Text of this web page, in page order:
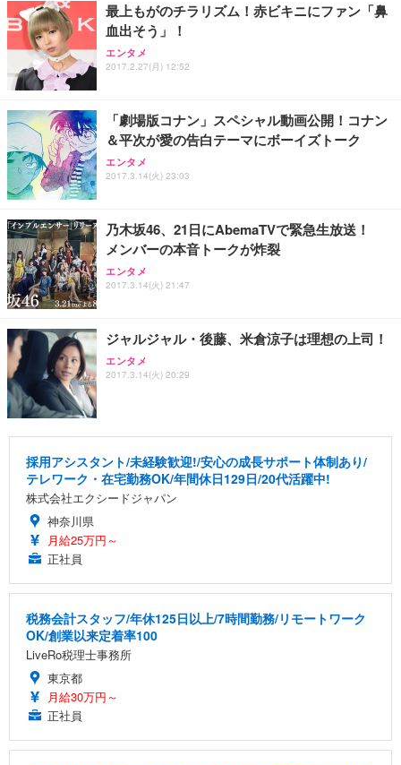
務用 おしゃれ パソコンチェア (ホワイト)
ANDWINT オフィスチェア デスクチェア 肘なし メ
ッシュ 通気性 ランバーサポート付き 腰サポート ガ
ス圧無段階昇降 360度回転 キャスター付き コンパク
【MiniLED/24.5inch/280Hz/FHD】GRAPHT THE S
HOOTER Gaming Monitor 24” Essential ゲーミン
グモニター QD 24.5インチ 1ms FHD 量子ドット 残
アイリスオーヤマ ペットシーツ 超厚型 お徳用 レギ
ュラー 200枚入【Amazon.co.jp限定】
最上もがのチラリズム！赤ビキニにファン「鼻
血出そう」！
エンタメ
2017.2.27(月) 12:52
「劇場版コナン」スペシャル動画公開！コナン
＆平次が愛の告白テーマにボーイズトーク
エンタメ
2017.3.14(火) 23:03
乃木坂46、21日にAbemaTVで緊急生放送！
メンバーの本音トークが炸裂
エンタメ
2017.3.14(火) 21:47
ジャルジャル・後藤、米倉涼子は理想の上司！
エンタメ
2017.3.14(火) 20:29
採用アシスタント/未経験歓迎!/安心の成長サポート体制あり/
テレワーク・在宅勤務OK/年間休日129日/20代活躍中!
株式会社エクシードジャパン
神奈川県
月給25万円～
正社員
税務会計スタッフ/年休125日以上/7時間勤務/リモートワーク
OK/創業以来定着率100
LiveRo税理士事務所
東京都
月給30万円～
正社員